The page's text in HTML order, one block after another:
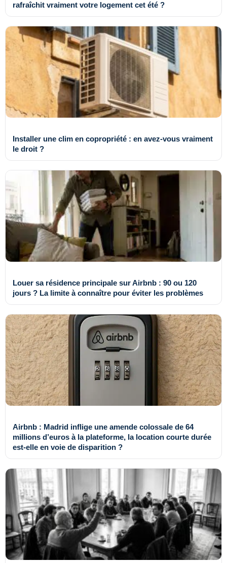
rafraîchit vraiment votre logement cet été ?
Installer une clim en copropriété : en avez-vous vraiment
le droit ?
Louer sa résidence principale sur Airbnb : 90 ou 120
jours ? La limite à connaître pour éviter les problèmes
Airbnb : Madrid inflige une amende colossale de 64
millions d’euros à la plateforme, la location courte durée
est-elle en voie de disparition ?